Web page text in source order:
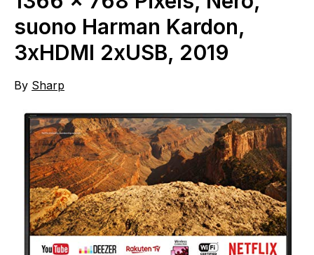
suono Harman Kardon,
3xHDMI 2xUSB, 2019
By Sharp